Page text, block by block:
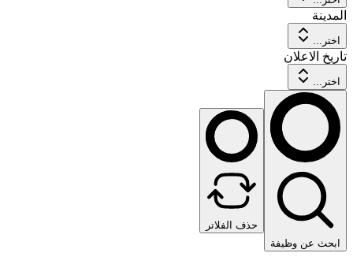
المدينة
اختر...
تاريخ الاعلان
اختر...
ابحث عن وظيفة
حذف الفلاتر